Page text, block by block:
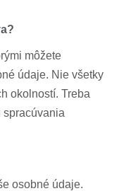
môžete
údaje. Nie všetky
okolností. Treba
spracúvania
osobné údaje.